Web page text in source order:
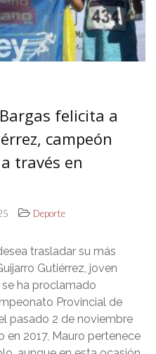
felicita a
campeón
través en
Deporte
trasladar su más
Gutiérrez, joven
ha proclamado
Provincial de
pasado 2 de noviembre
en 2017, Mauro pertenece